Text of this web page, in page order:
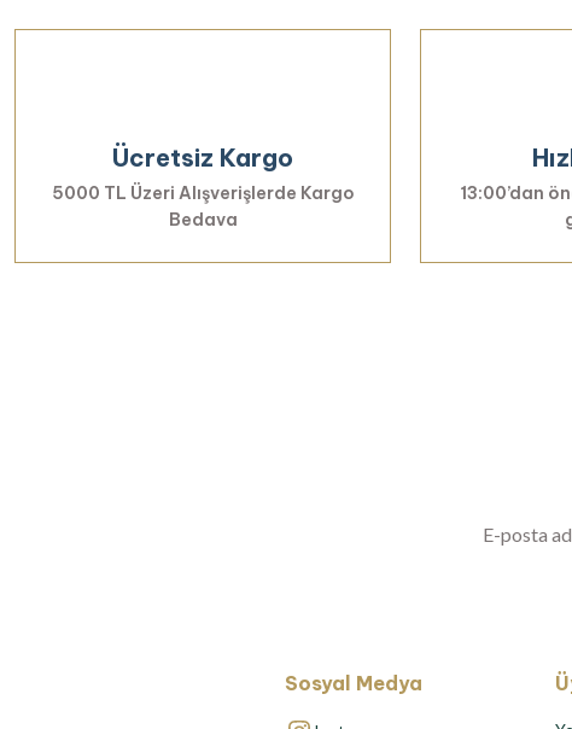
Ücretsiz Kargo
5000 TL Üzeri Alışverişlerde Kargo
Bedava
13:00’dan
Sosyal Medya